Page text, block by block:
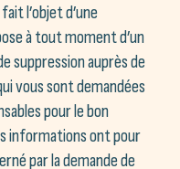
l’objet d’une
à tout moment d’un
suppression auprès de
vous sont demandées
pour le bon
informations ont pour
par la demande de